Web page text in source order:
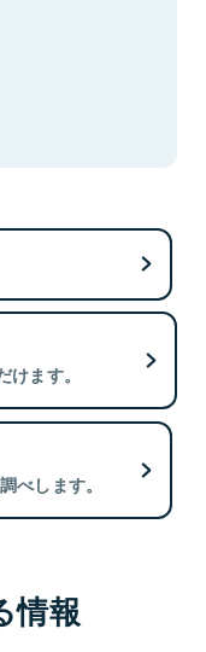
ます。
べします。
情報